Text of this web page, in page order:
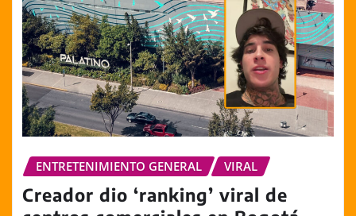
ENTRETENIMIENTO GENERAL VIRAL
Creador dio ‘ranking’ viral de